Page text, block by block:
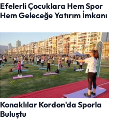
Efelerli Çocuklara Hem Spor
Hem Geleceğe Yatırım İmkanı
Konaklılar Kordon'da Sporla
Buluştu